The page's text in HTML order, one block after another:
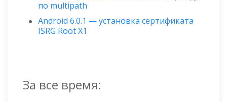
по multipath
Android 6.0.1 — установка сертификата
ISRG Root X1
За все время: